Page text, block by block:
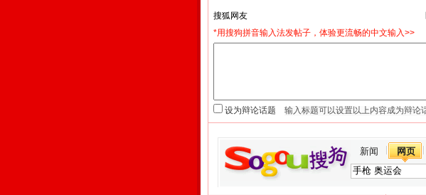
*用搜狗拼音输入法发帖子，体验更流畅的中文输入>>
设为辩论话题
新闻 网页